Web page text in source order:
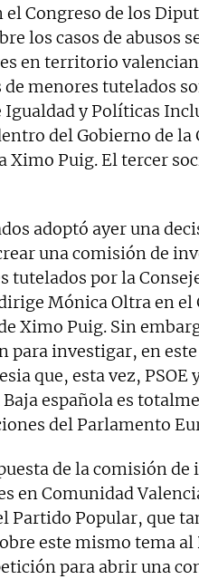
Congreso de los
los casos de abusos
en territorio
menores tutelados
y Políticas
del Gobierno de la
Puig. El tercer
adoptó ayer una
una comisión de
tutelados por la
Mónica Oltra en el
Ximo Puig. Sin
investigar, en este
que, esta vez, PSOE
española es
del Parlamento
de la comisión
en Comunidad
Partido Popular, que
este mismo tema al
para abrir una